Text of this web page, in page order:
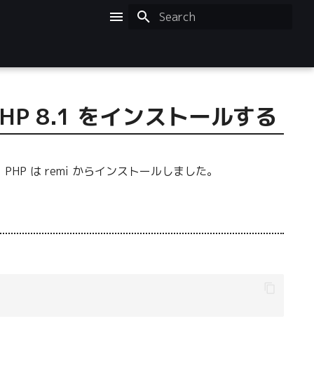
8.1 をインストールする
は remi からインストールしました。